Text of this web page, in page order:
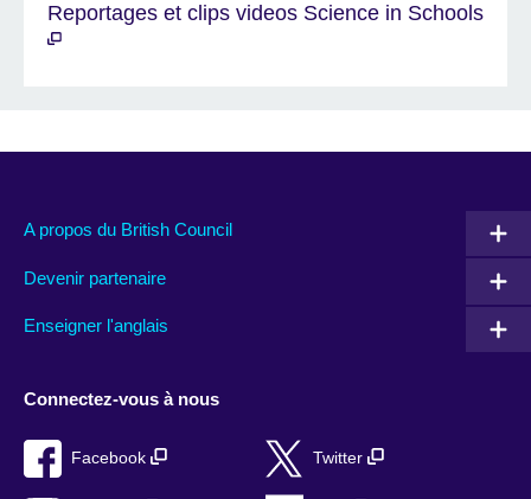
Reportages et clips videos Science in Schools
A propos du British Council
Devenir partenaire
Enseigner l'anglais
Connectez-vous à nous
Facebook Twitter